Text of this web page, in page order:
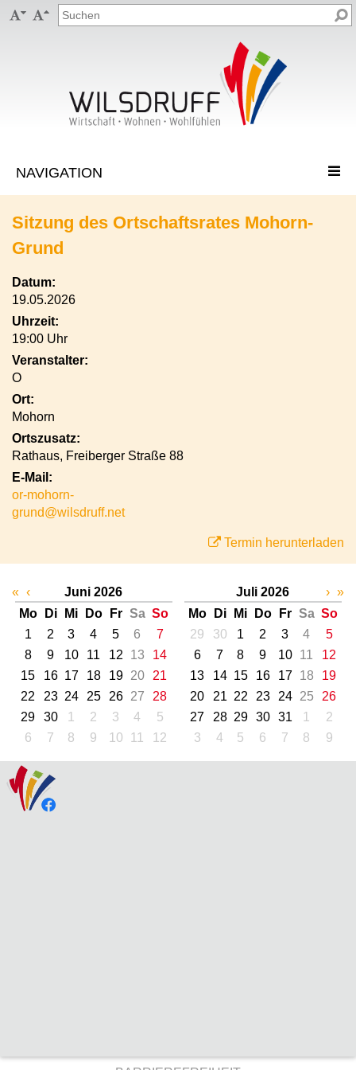
 
Sitzung des Ortschaftsrates Mohorn-
Grund
Datum:
19.05.2026
Uhrzeit:
19:00 Uhr
Veranstalter:
O
Ort:
Mohorn
Ortszusatz:
Rathaus, Freiberger Straße 88
E-Mail:
or-mohorn-
grund@wilsdruff.net
Termin herunterladen
« ‹
Juni 2026
Mo
Di Mi Do Fr Sa So
1
2 3 4 5 6
7
8
9 10 11 12 13
14
15
16 17 18 19 20
21
22
23 24 25 26 27
28
29
30 1 2 3 4
5
6
7 8 9 10 11 12
Juli 2026
Mo
Di Mi Do Fr Sa So
29
30 1 2 3 4
5
6
7 8 9 10 11
12
13
14 15 16 17 18
19
20
21 22 23 24 25
26
27
28 29 30 31 1
2
3
4 5 6 7 8 9
› »